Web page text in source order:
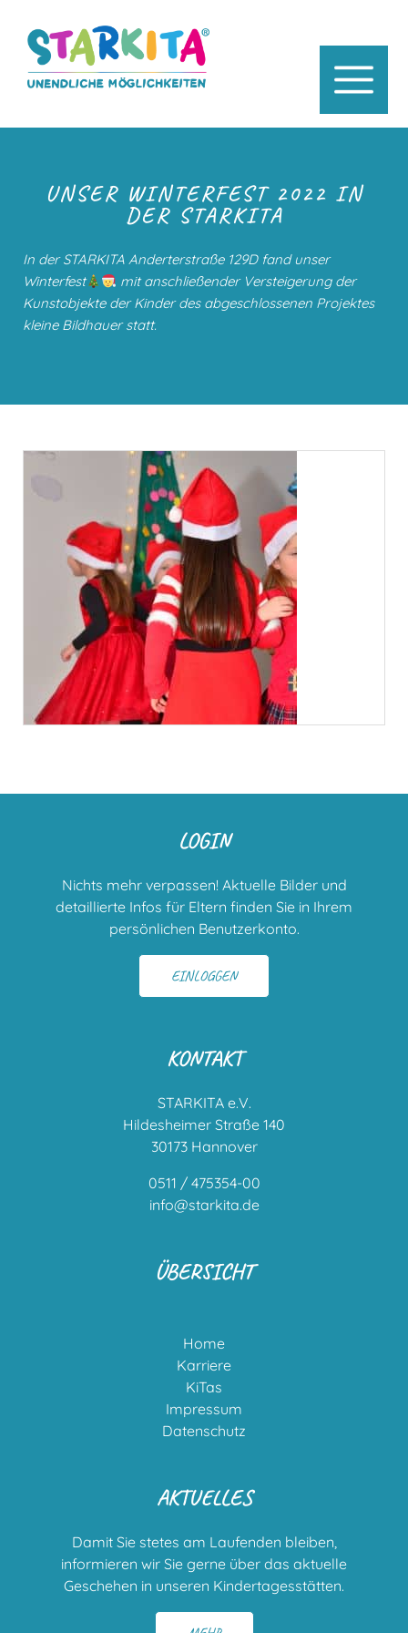
UNSER WINTERFEST 2022 IN
DER STARKITA
In der STARKITA Anderterstraße 129D fand unser
Winterfest
mit anschließender Versteigerung der
Kunstobjekte der Kinder des abgeschlossenen Projektes
kleine Bildhauer statt.
LOGIN
Nichts mehr verpassen! Aktuelle Bilder und
detaillierte Infos für Eltern finden Sie in Ihrem
persönlichen Benutzerkonto.
EINLOGGEN
KONTAKT
STARKITA e.V.
Hildesheimer Straße 140
30173 Hannover
0511 / 475354-00
info@starkita.de
ÜBERSICHT
Home
Karriere
KiTas
Impressum
Datenschutz
AKTUELLES
Damit Sie stetes am Laufenden bleiben,
informieren wir Sie gerne über das aktuelle
Geschehen in unseren Kindertagesstätten.